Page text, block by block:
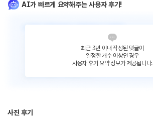
AI가 빠르게 요약해주는 사용자 후기!
최근 3년 이내 작성된 댓글이
일정한 개수 이상인 경우
사용자 후기 요약 정보가 제공됩니다.
사진 후기